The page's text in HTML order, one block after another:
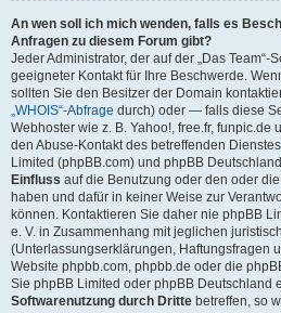
An wen soll ich mich wenden, falls es
Anfragen zu diesem Forum gibt?
Jeder Administrator, der auf der „Das Team“-
geeigneter Kontakt für Ihre Beschwerde.
sollten Sie den Besitzer der Domain
„WHOIS“-Abfrage durch) oder — falls diese
Webhoster wie z. B. Yahoo!, free.fr,
den Abuse-Kontakt des betreffenden
Limited (phpBB.com) und phpBB
Einfluss auf die Benutzung oder den oder
haben und dafür in keiner Weise zur
können. Kontaktieren Sie daher nie phpBB
e. V. in Zusammenhang mit jeglichen
(Unterlassungserklärungen, Haftungsfragen
Website phpbb.com, phpbb.de oder die
Sie phpBB Limited oder phpBB Deutschland
Softwarenutzung durch Dritte betreffen, so